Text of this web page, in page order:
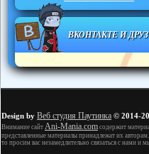
ВКОНТАКТЕ И
Design by Веб студия Паутинка © 2014-
Внимание сайт Ani-Mania.com содержит
представленные материалы принадлежат их
то просим вас незамедлительно связаться с нами и